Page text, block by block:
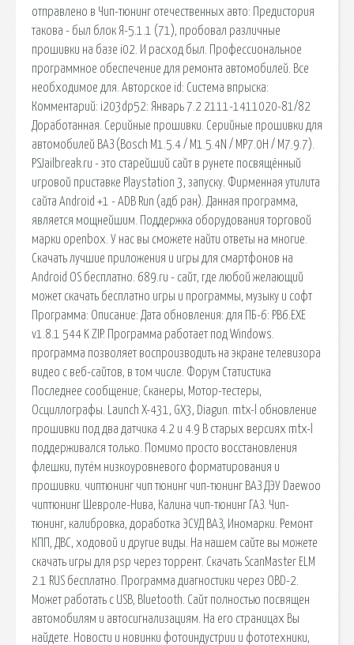
отправлено в Чип-тюнинг отечественных авто: Предистория
такова - был блок Я-5.1.1 (71), пробовал различные
прошивки на базе i02. И расход был. Профессиональное
программное обеспечение для ремонта автомобилей. Все
необходимое для. Авторское id: Система впрыска:
Комментарий: i203dp52: Январь 7.2 2111-1411020-81/82
Доработанная. Серийные прошивки. Серийные прошивки для
автомобилей ВАЗ (Bosch M1.5.4 / M1.5.4N / MP7.0H / M7.9.7).
PSJailbreak.ru - это старейший сайт в рунете посвящённый
игровой приставке Playstation 3, запуску. Фирменная утилита
сайта Android +1 - ADB Run (адб ран). Данная программа,
является мощнейшим. Поддержка оборудования торговой
марки openbox. У нас вы сможете найти ответы на многие.
Скачать лучшие приложения и игры для смартфонов на
Android OS бесплатно. 689.ru - сайт, где любой желающий
может скачать бесплатно игры и программы, музыку и софт
Программа: Описание: Дата обновления: для ПБ-6: PB6.EXE
v1.8.1 544 K ZIP. Программа работает под Windows.
программа позволяет воспроизводить на экране телевизора
видео с веб-сайтов, в том числе. Форум Статистика
Последнее сообщение; Сканеры, Мотор-тестеры,
Осциллографы. Launch X-431, GX3, Diagun. mtx-l обновление
прошивки под два датчика 4.2 и 4.9 В старых версиях mtx-l
поддерживался только. Помимо просто восстановления
флешки, путём низкоуровневого форматирования и
прошивки. чиптюнинг чип тюнинг чип-тюнинг ВАЗ ДЭУ Daewoo
чиптюнинг Шевроле-Нива, Калина чип-тюнинг ГАЗ. Чип-
тюнинг, калибровка, доработка ЭСУД ВАЗ, Иномарки. Ремонт
КПП, ДВС, ходовой и другие виды. На нашем сайте вы можете
скачать игры для psp через торрент. Скачать ScanMaster ELM
2.1 RUS бесплатно. Программа диагностики через OBD-2.
Может работать с USB, Bluetooth. Сайт полностью посвящен
автомобилям и автосигнализациям. На его страницах Вы
найдете. Новости и новинки фотоиндустрии и фототехники,